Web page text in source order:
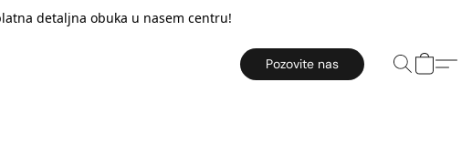
detaljna obuka u nasem centru!
Pozovite nas